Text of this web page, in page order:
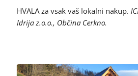
HVALA za vsak vaš lokalni nakup.
Idrija z.o.o., Občina Cerkno.